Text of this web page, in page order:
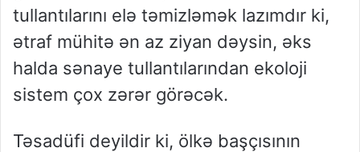
tullantılarını elə təmizləmək lazımdır ki,
ətraf mühitə ən az ziyan dəysin, əks
halda sənaye tullantılarından ekoloji
sistem çox zərər görəcək.
Təsadüfi deyildir ki, ölkə başçısının